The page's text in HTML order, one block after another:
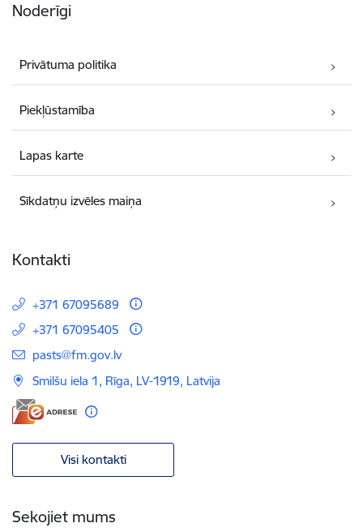
Noderīgi
Privātuma politika
Piekļūstamība
Lapas karte
Sīkdatņu izvēles maiņa
Kontakti
+371 67095689
+371 67095405
E-pasts:
pasts@fm.gov.lv
Smilšu iela 1, Rīga, LV-1919, Latvija
Visi kontakti
Sekojiet mums